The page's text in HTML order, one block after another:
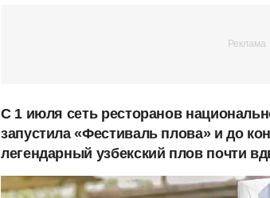
C 1 июля сеть ресторанов
запустила «Фестиваль плова» и до
легендарный узбекский плов почти